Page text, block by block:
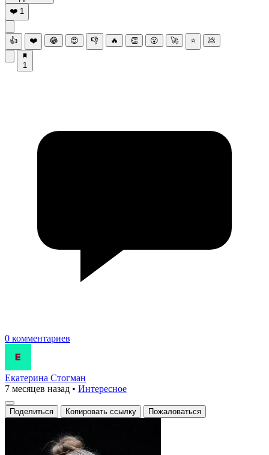
❤️ 1
👍 ❤️ 😂 😍 👎 🔥 👏 😮 🚀 ⭐ 💩
1
0 комментариев
Екатерина Стогман
7 месяцев назад • Интересное
Поделиться Копировать ссылку Пожаловаться